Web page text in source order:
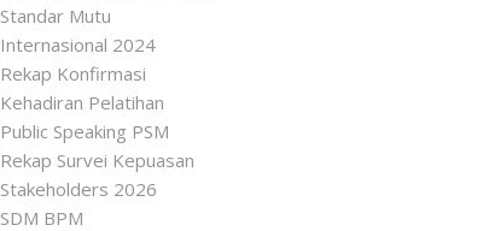
Standar Mutu
Internasional 2024
Rekap Konfirmasi
Kehadiran Pelatihan
Public Speaking PSM
Rekap Survei Kepuasan
Stakeholders 2026
SDM BPM